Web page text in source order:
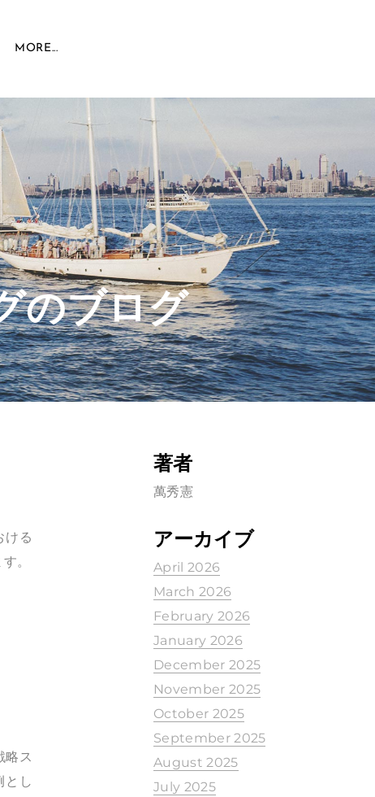
MORE...
のブログ
ける
。
略ス
とし
著者
萬秀憲
アーカイブ
April 2026
March 2026
February 2026
January 2026
December 2025
November 2025
October 2025
September 2025
August 2025
July 2025